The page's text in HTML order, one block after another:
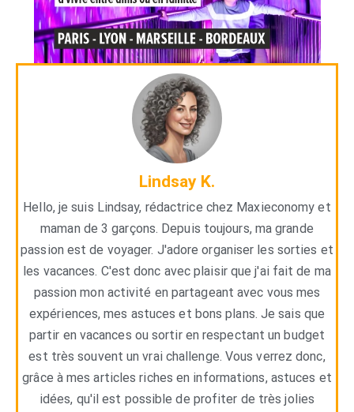
Lindsay K.
Hello, je suis Lindsay, rédactrice chez Maxieconomy et
maman de 3 garçons. Depuis toujours, ma grande
passion est de voyager. J'adore organiser les sorties et
les vacances. C'est donc avec plaisir que j'ai fait de ma
passion mon activité en partageant avec vous mes
expériences, mes astuces et bons plans. Je sais que
partir en vacances ou sortir en respectant un budget
est très souvent un vrai challenge. Vous verrez donc,
grâce à mes articles riches en informations, astuces et
idées, qu'il est possible de profiter de très jolies